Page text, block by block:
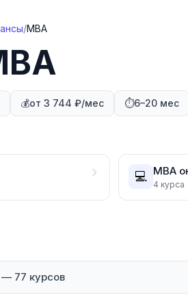
/MBA
💰от 3 744 ₽/мес ⏱️6–20 мес
💻 MBA
4 курса
— 77 курсов